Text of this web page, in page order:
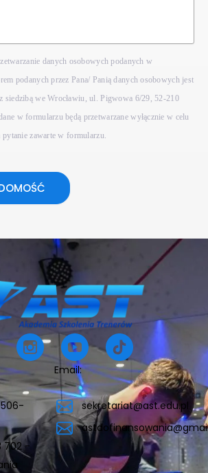
danych osobowych podanych w
podanych przez Pana/ Panią danych osobowych jest
siedzibą we Wrocławiu, ul. Pigwowa 6/29, 52-210
w formularzu będą przetwarzane wyłącznie w celu
zawarte w formularzu.
506-
702 -
Email:
sekretariat@ast.edu.pl